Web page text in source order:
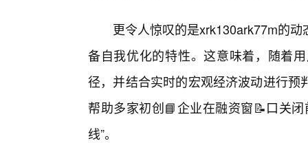
更令人惊叹的是xrk130ark77m的
备自我优化的特性。这意味着，随着
径，并结合实时的宏观经济波动进行
帮助多家初创📘企业在融资窗📝口关
线”。